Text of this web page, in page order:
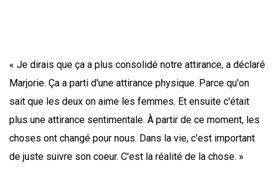
« Je dirais que ça a plus consolidé notre attirance, a déclaré
Marjorie. Ça a parti d'une attirance physique. Parce qu'on
sait que les deux on aime les femmes. Et ensuite c'était
plus une attirance sentimentale. À partir de ce moment, les
choses ont changé pour nous. Dans la vie, c'est important
de juste suivre son coeur. C'est la réalité de la chose. »